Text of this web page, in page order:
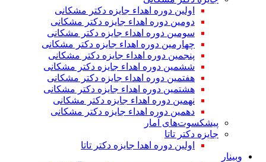
اولین دوره اهداء جایزه دکتر مشکانی
دومین دوره اهداء جایزه دکتر مشکانی
سومین دوره اهداء جایزه دکتر مشکانی
چهارمین دوره اهداء جایزه دکتر مشکانی
پنجمین دوره اهداء جایزه دکتر مشکانی
ششمین دوره اهداء جایزه دکتر مشکانی
هفتمین دوره اهداء جایزه دکتر مشکانی
هشتمین دوره اهداء جایزه دکتر مشکانی
نهمین دوره اهداء جایزه دکتر مشکانی
دهمین دوره اهداء جایزه دکتر مشکانی
پیشکسوت‌های آمار
جایزه دکتر تاتا
اولین دوره اهدا جایزه دکتر تاتا
وبینار